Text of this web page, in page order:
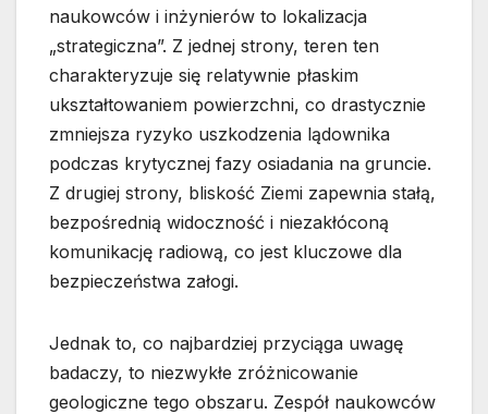
naukowców i inżynierów to lokalizacja
„strategiczna”. Z jednej strony, teren ten
charakteryzuje się relatywnie płaskim
ukształtowaniem powierzchni, co drastycznie
zmniejsza ryzyko uszkodzenia lądownika
podczas krytycznej fazy osiadania na gruncie.
Z drugiej strony, bliskość Ziemi zapewnia stałą,
bezpośrednią widoczność i niezakłóconą
komunikację radiową, co jest kluczowe dla
bezpieczeństwa załogi.
Jednak to, co najbardziej przyciąga uwagę
badaczy, to niezwykłe zróżnicowanie
geologiczne tego obszaru. Zespół naukowców